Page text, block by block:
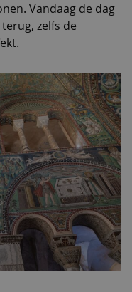
Vandaag de dag
zelfs de